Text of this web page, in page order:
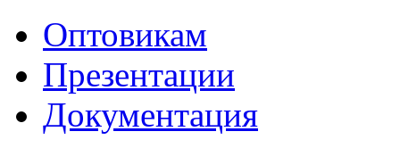
Оптовикам
Презентации
Документация